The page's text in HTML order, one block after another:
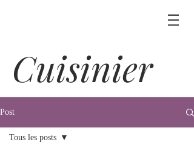
Cuisinier
Post
Tous les posts